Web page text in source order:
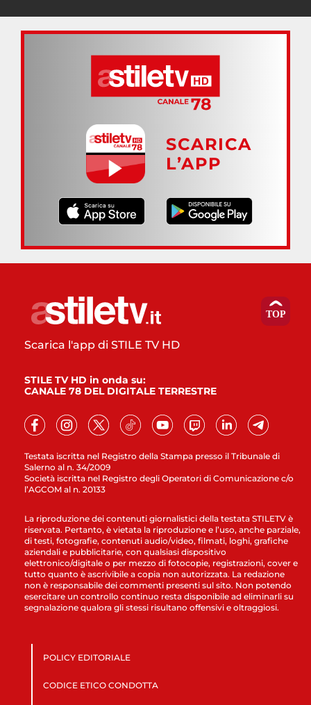
SCARICA
L’APP
Testata iscritta nel Registro della Stampa presso il Tribunale di
Salerno al n. 34/2009
Società iscritta nel Registro degli Operatori di Comunicazione c/o
l’AGCOM al n. 20133
Scarica l'app di STILE TV HD
STILE TV HD in onda su:
CANALE 78 DEL DIGITALE TERRESTRE
La riproduzione dei contenuti giornalistici della testata STILETV è
riservata. Pertanto, è vietata la riproduzione e l’uso, anche parziale,
di testi, fotografie, contenuti audio/video, filmati, loghi, grafiche
aziendali e pubblicitarie, con qualsiasi dispositivo
elettronico/digitale o per mezzo di fotocopie, registrazioni, cover e
tutto quanto è ascrivibile a copia non autorizzata. La redazione
non è responsabile dei commenti presenti sul sito. Non potendo
esercitare un controllo continuo resta disponibile ad eliminarli su
segnalazione qualora gli stessi risultano offensivi e oltraggiosi.
POLICY EDITORIALE
CODICE ETICO CONDOTTA